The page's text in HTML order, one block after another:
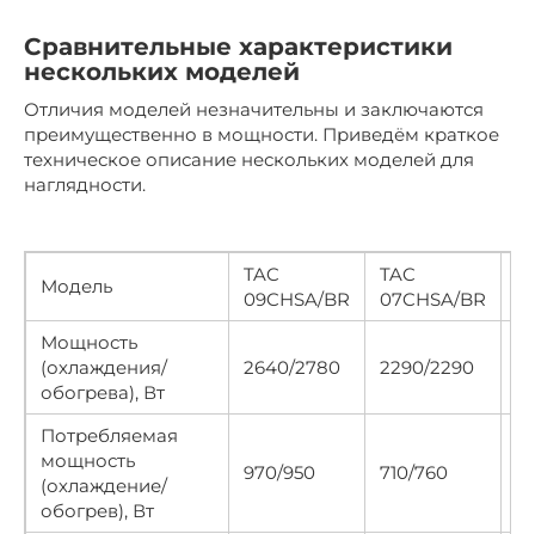
Сравнительные характеристики
нескольких моделей
Отличия моделей незначительны и заключаются
преимущественно в мощности. Приведём краткое
техническое описание нескольких моделей для
наглядности.
Модель
TAC
09CHSA/BR
TAC
07CHSA/BR
Мощность
(охлаждения/
обогрева), Вт
2640/2780 2290/2290
Потребляемая
мощность
(охлаждение/
обогрев), Вт
970/950 710/760